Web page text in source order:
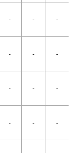
- - -
- - -
- - -
- - -